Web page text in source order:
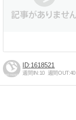
1618521
週間IN:10 週間OUT:40